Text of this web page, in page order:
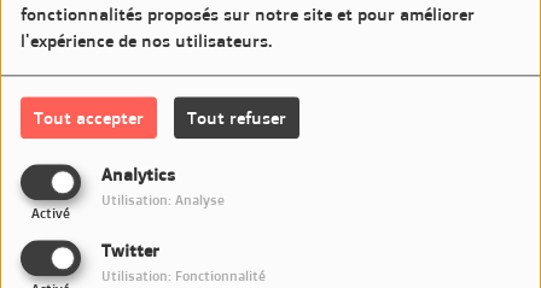
fonctionnalités proposés sur notre site et pour améliorer
l'expérience de nos utilisateurs.
Tout accepter Tout refuser
Analytics
Activé
Utilisation: Analyse
Twitter
Utilisation: Fonctionnalité
Connectez-vous pour commenter cet article
SE CONNECTER